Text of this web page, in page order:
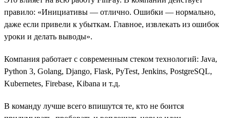
правило: «Инициативы — отлично. Ошибки — нормально,
даже если привели к убыткам. Главное, извлекать из ошибок
уроки и делать выводы».
Компания работает с современным стеком технологий: Java,
Python 3, Golang, Django, Flask, PyTest, Jenkins, PostgreSQL,
Kubernetes, Firebase, Kibana и т.д.
В команду лучше всего впишутся те, кто не боится